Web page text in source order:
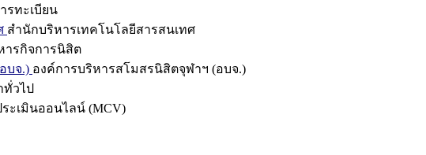
รทะเบียน
สำนักบริหารเทคโนโลยีสารสนเทศ
ารกิจการนิสิต
บจ.) องค์การบริหารสโมสรนิสิตจุฬาฯ (อบจ.)
วไป
ะเมินออนไลน์ (MCV)